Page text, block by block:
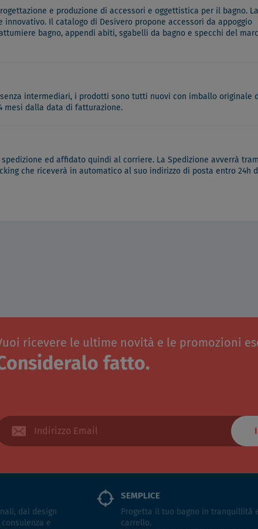
e produzione di accessori e oggettistica per il bagno.
Il catalogo di Desivero propone accessori da appoggio
bagno, appendi abiti, sgabelli da bagno e specchi del
intermediari, i prodotti sono tutti nuovi con imballo originale
mesi dalla data di fatturazione.
ed affidato quindi al corriere. La Spedizione avverrà
che riceverà in automatico al suo indirizzo di posta entro 24h
ricevere le ultime novità e le promozioni
fatto.
dal design
e
SEMPLICE
Progetta il tuo bagno in tranquillità
carrello.